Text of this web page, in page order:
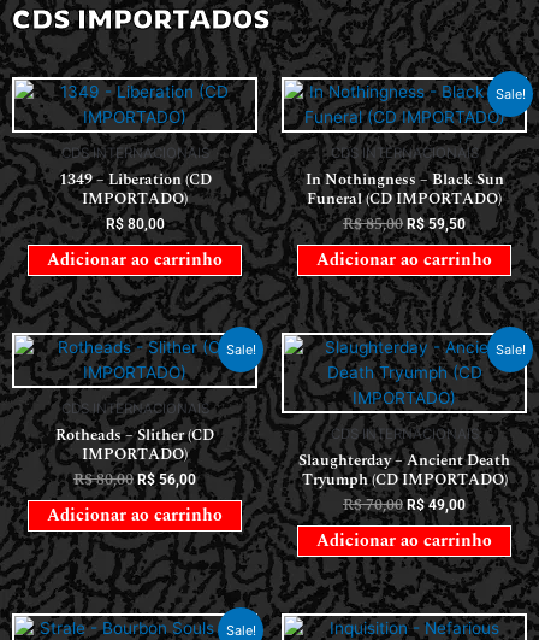
CDS IMPORTADOS
CDS INTERNACIONAIS
1349 – Liberation (CD
IMPORTADO)
R$80,00
Adicionar ao carrinho
Sale!
CDS INTERNACIONAIS
In Nothingness – Black Sun
Funeral (CD IMPORTADO)
R$85,00 R$59,50
Adicionar ao carrinho
Sale!
CDS INTERNACIONAIS
Rotheads – Slither (CD
IMPORTADO)
R$80,00 R$56,00
Adicionar ao carrinho
Sale!
CDS INTERNACIONAIS
Slaughterday – Ancient Death
Tryumph (CD IMPORTADO)
R$70,00 R$49,00
Adicionar ao carrinho
Sale!